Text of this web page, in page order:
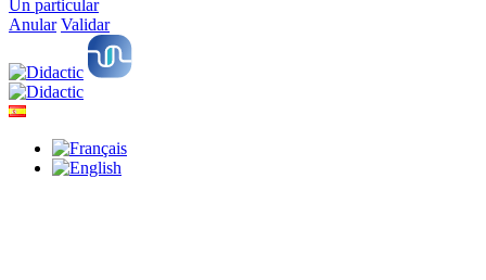
Un particular
Anular Validar